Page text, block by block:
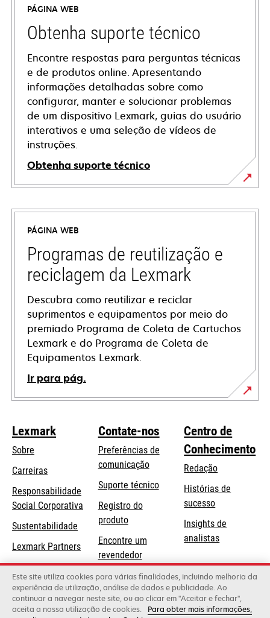
PÁGINA WEB
Obtenha suporte técnico
Encontre respostas para perguntas técnicas
e de produtos online. Apresentando
informações detalhadas sobre como
configurar, manter e solucionar problemas
de um dispositivo Lexmark, guias do usuário
interativos e uma seleção de vídeos de
instruções.
Obtenha suporte técnico
opens
in
new
tab
PÁGINA WEB
Programas de reutilização e
reciclagem da Lexmark
Descubra como reutilizar e reciclar
suprimentos e equipamentos por meio do
premiado Programa de Coleta de Cartuchos
Lexmark e do Programa de Coleta de
Equipamentos Lexmark.
Ir para pág.
Lexmark
Sobre
Carreiras
Responsabilidade
Social Corporativa opens
new
tab
Sustentabilidade
Lexmark Partners
Contate-nos
Preferências de
comunicação
Suporte técnicoopens
Registro do
produto
Encontre um
revendedor
Lista de
atacadistas
Centro de
Conhecimento
Redação
Histórias de
sucesso
Insights de
analistas
Este site utiliza cookies para várias finalidades, incluindo melhoria da
experiência de utilização, análise de dados e publicidade. Ao
continuar a navegar neste site, ou ao clicar em "Aceitar e fechar",
aceita a nossa utilização de cookies.
Para obter mais informações,